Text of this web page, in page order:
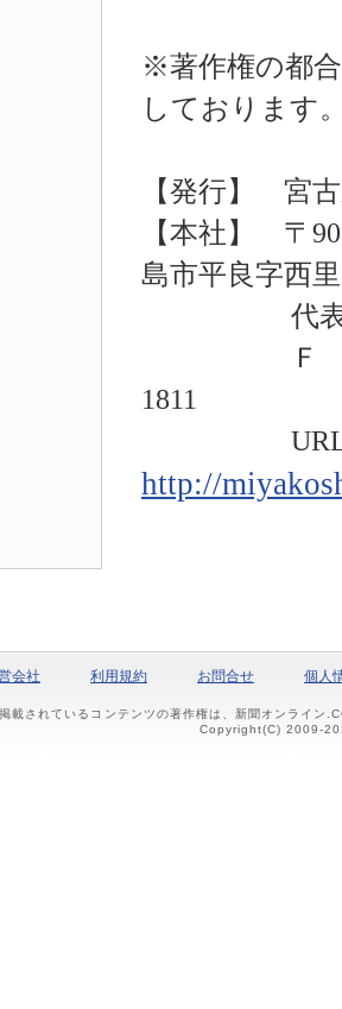
※著作権の都
しております
【発行】 宮
【本社】 〒
島市平良字西
代表電話
Ｆ Ａ
1811
URL
http://
会社 利用規約 お問合せ 個人
載されているコンテンツの著作権は、新聞オンライン
Copyright(C) 2009-